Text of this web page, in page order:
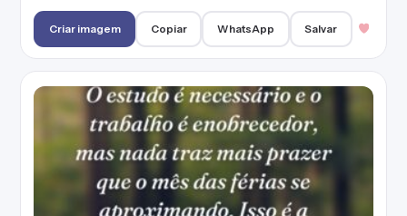
Criar imagem Copiar WhatsApp Salvar